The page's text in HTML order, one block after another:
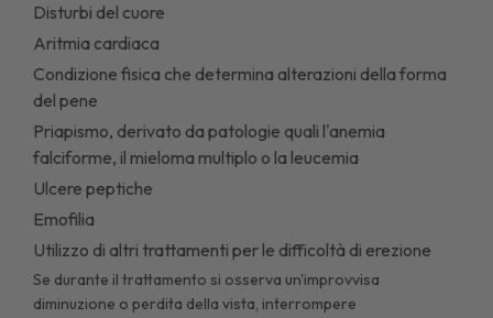
Disturbi del cuore
Aritmia cardiaca
Condizione fisica che determina alterazioni della forma
del pene
Priapismo, derivato da patologie quali l'anemia
falciforme, il mieloma multiplo o la leucemia
Ulcere peptiche
Emofilia
Utilizzo di altri trattamenti per le difficoltà di erezione
Se durante il trattamento si osserva un'improvvisa
diminuzione o perdita della vista, interrompere